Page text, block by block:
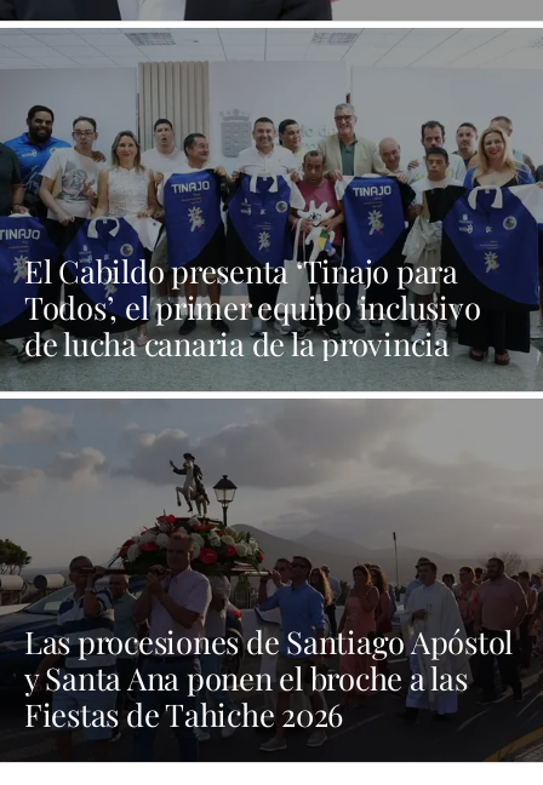
El Cabildo presenta ‘Tinajo para
Todos’, el primer equipo inclusivo
de lucha canaria de la provincia
Las procesiones de Santiago Apóstol
y Santa Ana ponen el broche a las
Fiestas de Tahiche 2026